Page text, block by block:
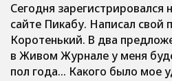
Сегодня зарегистрировался
сайте Пикабу. Написал свой
Коротенький. В два
в Живом Журнале у меня
пол года… Какого было мое